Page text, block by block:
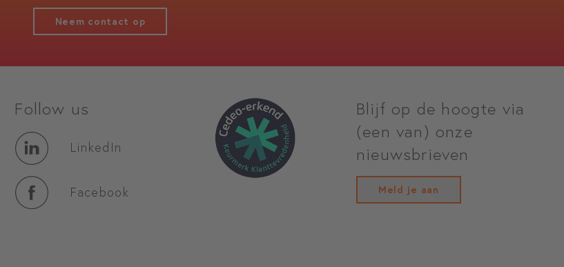
Neem contact op
Follow us
LinkedIn
Facebook
Blijf op de hoogte via
(een van) onze
nieuwsbrieven
Meld je aan